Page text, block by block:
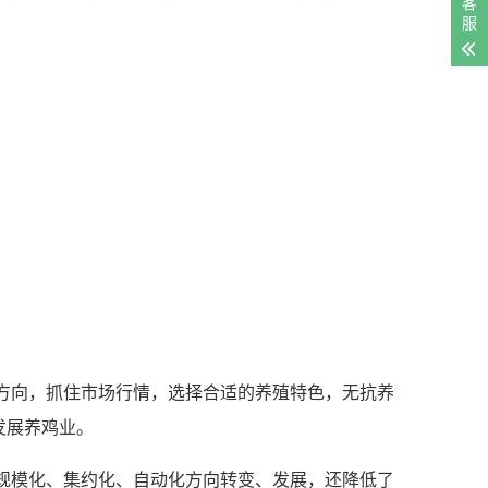
，抓住市场行情，选择合适的养殖特色，无抗养
养鸡业。
化、集约化、自动化方向转变、发展，还降低了
服